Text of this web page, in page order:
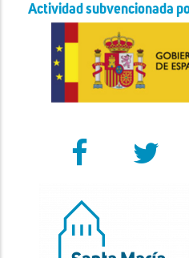
Actividad subvencionada